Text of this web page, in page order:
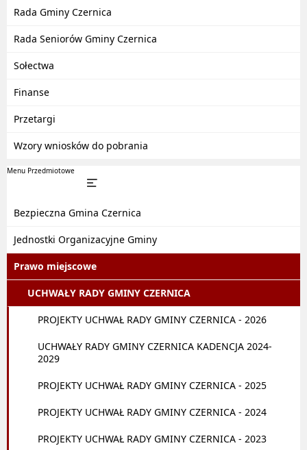
Rada Gminy Czernica
Rada Seniorów Gminy Czernica
Sołectwa
Finanse
Przetargi
Wzory wniosków do pobrania
Menu Przedmiotowe
Bezpieczna Gmina Czernica
Jednostki Organizacyjne Gminy
Prawo miejscowe
UCHWAŁY RADY GMINY CZERNICA
PROJEKTY UCHWAŁ RADY GMINY CZERNICA - 2026
UCHWAŁY RADY GMINY CZERNICA KADENCJA 2024-
2029
PROJEKTY UCHWAŁ RADY GMINY CZERNICA - 2025
PROJEKTY UCHWAŁ RADY GMINY CZERNICA - 2024
PROJEKTY UCHWAŁ RADY GMINY CZERNICA - 2023